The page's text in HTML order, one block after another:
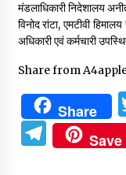
मंडलाधिकारी निदेशालय
विनोद रांटा, एमटीवी
अधिकारी एवं कर्मचारी
Share from
Share
Save